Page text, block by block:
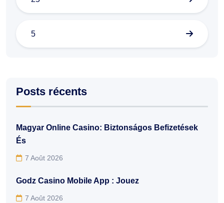
5
Posts récents
Magyar Online Casino: Biztonságos Befizetések
És
7 Août 2026
Godz Casino Mobile App : Jouez
7 Août 2026